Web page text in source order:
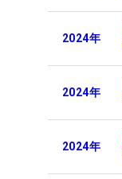
2024年
2024年
2024年